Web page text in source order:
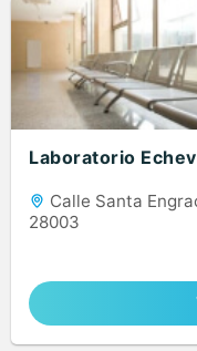
Laboratorio
Calle Santa
28003